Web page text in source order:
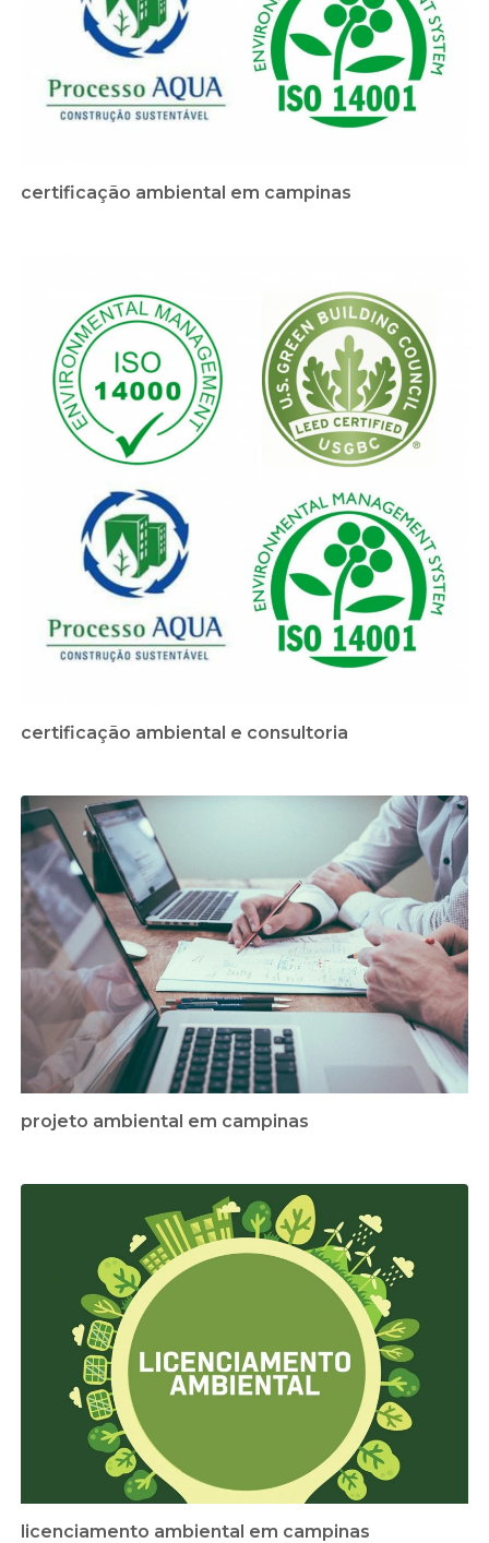
certificação ambiental em campinas
certificação ambiental e consultoria
projeto ambiental em campinas
licenciamento ambiental em campinas